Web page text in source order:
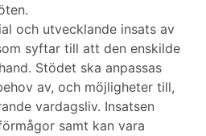
och utvecklande insats av
syftar till att den enskilde
Stödet ska anpassas
av, och möjligheter till,
vardagsliv. Insatsen
samt kan vara